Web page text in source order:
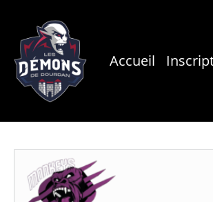
main
content
Accueil